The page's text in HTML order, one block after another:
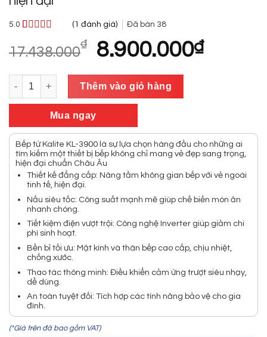
5.0
dựa trên
đánh giá
(1 đánh giá) Đã bán 38
17.438.000
₫
Giá
gốc
là:
17.438.000₫.
8.900.000₫Giá
Bếp từ đôi KALITE KL-3900 công nghệ hiện đại số lượng
Thêm vào giỏ hàng
Mua ngay
Bếp từ Kalite KL-3900 là sự lựa chọn hàng đầu cho những ai
tìm kiếm một thiết bị bếp không chỉ mang vẻ đẹp sang trọng,
hiện đại chuẩn Châu Âu
Thiết kế đẳng cấp: Nâng tầm không gian bếp với vẻ ngoài
tinh tế, hiện đại.
Nấu siêu tốc: Công suất mạnh mẽ giúp chế biến món ăn
nhanh chóng.
Tiết kiệm điện vượt trội: Công nghệ Inverter giúp giảm chi
phí sinh hoạt.
Bền bỉ tối ưu: Mặt kính và thân bếp cao cấp, chịu nhiệt,
chống xước.
Thao tác thông minh: Điều khiển cảm ứng trượt siêu nhạy,
dễ dùng.
An toàn tuyệt đối: Tích hợp các tính năng bảo vệ cho gia
đình.
(*Giá trên đã bao gồm VAT)